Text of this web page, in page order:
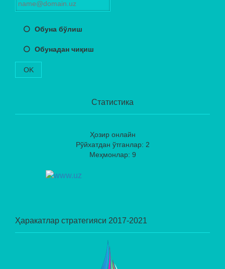
Обуна бўлиш
Обунадан чиқиш
OK
Статистика
Ҳозир онлайн
Рўйхатдан ўтганлар: 2
Меҳмонлар: 9
Ҳаракатлар стратегияси 2017-2021